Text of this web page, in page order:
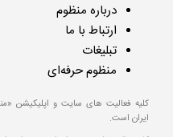
درباره منظوم
ارتباط با ما
تبلیغات
منظوم حرفه‌ای
کلیه فعالیت های سایت و اپلیکیشن
ایران است.